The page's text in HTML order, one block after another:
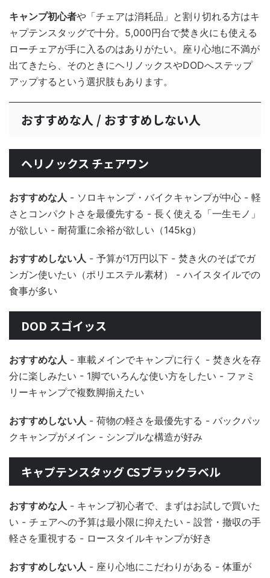
キャンプ初心者や「チェアは消耗品」と割り切れる方はキ
ャプテンスタッグで十分。5,000円台で焚き火にも使える
ローチェアが手に入るのはありがたい。座り心地に不満が
出てきたら、そのときにヘリノックスやDODへステップ
アップするという選択肢もあります。
おすすめな人 / おすすめしない人
ヘリノックス チェアワン
おすすめな人 - ソロキャンプ・バイクキャンプが中心 - 軽
さとコンパクトさを最優先する - 長く使える「一生モノ」
が欲しい - 耐荷重に余裕が欲しい（145kg）
おすすめしない人 - 予算が1万円以下 - 焚き火のそばでガ
ンガン使いたい（ポリエステル素材） - ハイスタイルでの
食事が多い
DOD スゴイッス
おすすめな人 - 車載メインでキャンプに行く - 焚き火を存
分に楽しみたい - 1脚でいろんな使い方をしたい - ファミ
リーキャンプで複数脚揃えたい
おすすめしない人 - 荷物の軽さを最優先する - バックパッ
クキャンプがメイン - シンプルな構造が好み
キャプテンスタッグ CSブラックラベル
おすすめな人 - キャンプ初心者で、まずはお試しで買いた
い - チェアへの予算は最小限に抑えたい - 設営・撤収の手
軽さを重視する - ロースタイルキャンプが好き
おすすめしない人 - 座り心地にこだわりがある - 体重が